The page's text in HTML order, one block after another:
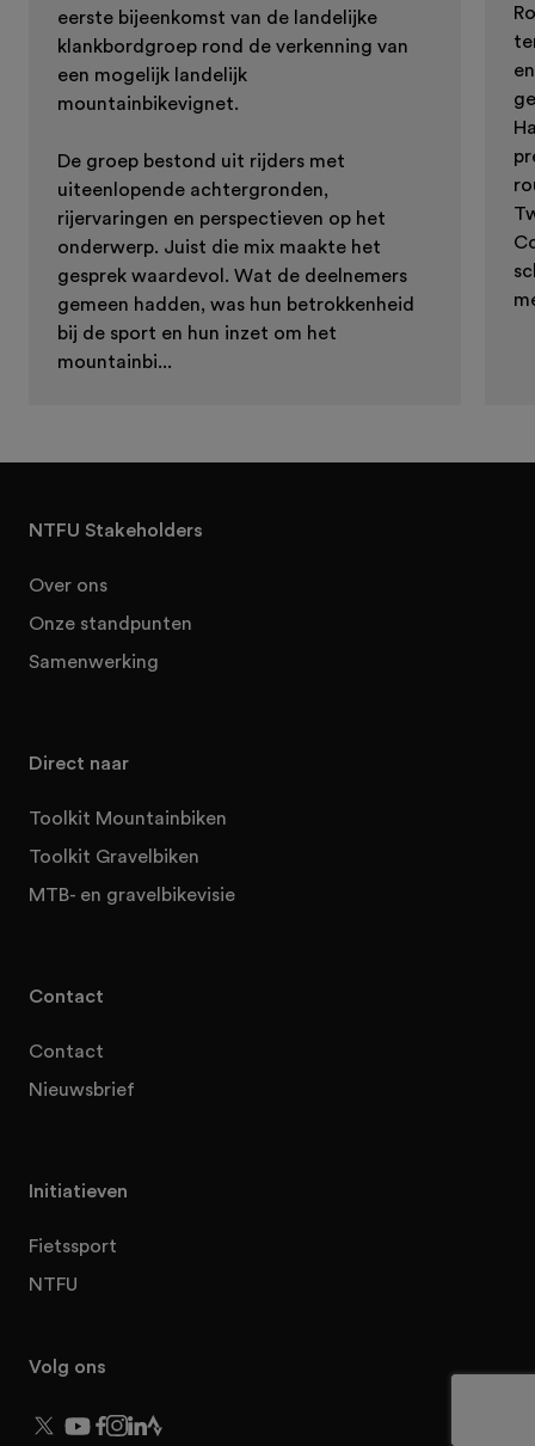
eerste bijeenkomst van de landelijke
klankbordgroep rond de verkenning van
een mogelijk landelijk
mountainbikevignet.
De groep bestond uit rijders met
uiteenlopende achtergronden,
rijervaringen en perspectieven op het
onderwerp. Juist die mix maakte het
gesprek waardevol. Wat de deelnemers
gemeen hadden, was hun betrokkenheid
bij de sport en hun inzet om het
mountainbi...
NTFU Stakeholders
Over ons
Onze standpunten
Samenwerking
Direct naar
Toolkit Mountainbiken
Toolkit Gravelbiken
MTB- en gravelbikevisie
Contact
Contact
Nieuwsbrief
Initiatieven
Fietssport
NTFU
Volg ons